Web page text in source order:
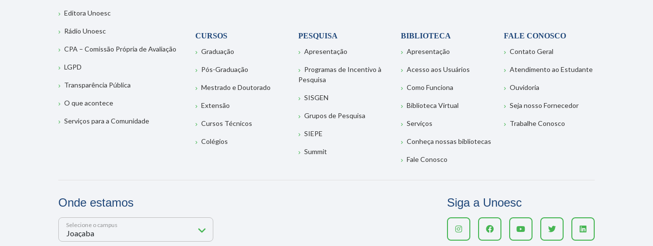
Editora Unoesc
Rádio Unoesc
CPA – Comissão Própria de Avaliação
LGPD
Transparência Pública
O que acontece
Serviços para a Comunidade
CURSOS
Graduação
Pós-Graduação
Mestrado e Doutorado
Extensão
Cursos Técnicos
Colégios
PESQUISA
Apresentação
Programas de Incentivo à
Pesquisa
SISGEN
Grupos de Pesquisa
SIEPE
Summit
BIBLIOTECA
Apresentação
Acesso aos Usuários
Como Funciona
Biblioteca Virtual
Serviços
Conheça nossas bibliotecas
Fale Conosco
FALE CONOSCO
Contato Geral
Atendimento ao Estudante
Ouvidoria
Seja nosso Fornecedor
Trabalhe Conosco
Onde estamos
Selecione o campus
Siga a Unoesc